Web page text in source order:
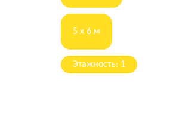
5 x 6 м
Этажность: 1